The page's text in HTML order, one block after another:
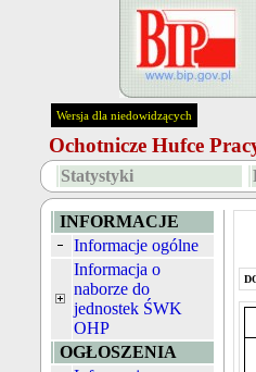
Wersja dla niedowidzących
Ochotnicze Hufce
Statystyki
INFORMACJE
Informacje ogólne
Informacja o
naborze do
jednostek ŚWK
OHP
OGŁOSZENIA